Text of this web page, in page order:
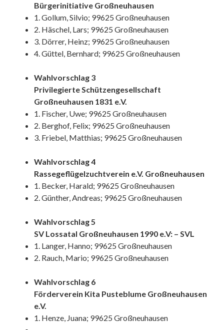
Bürgerinitiative Großneuhausen
1. Gollum, Silvio; 99625 Großneuhausen
2. Häschel, Lars; 99625 Großneuhausen
3. Dörrer, Heinz; 99625 Großneuhausen
4. Güttel, Bernhard; 99625 Großneuhausen
Wahlvorschlag 3
Privilegierte Schützengesellschaft
Großneuhausen 1831 e.V.
1. Fischer, Uwe; 99625 Großneuhausen
2. Berghof, Felix; 99625 Großneuhausen
3. Friebel, Matthias; 99625 Großneuhausen
Wahlvorschlag 4
Rassegeflügelzuchtverein e.V. Großneuhausen
1. Becker, Harald; 99625 Großneuhausen
2. Günther, Andreas; 99625 Großneuhausen
Wahlvorschlag 5
SV Lossatal Großneuhausen 1990 e.V: – SVL
1. Langer, Hanno; 99625 Großneuhausen
2. Rauch, Mario; 99625 Großneuhausen
Wahlvorschlag 6
Förderverein Kita Pusteblume Großneuhausen
e.V.
1. Henze, Juana; 99625 Großneuhausen